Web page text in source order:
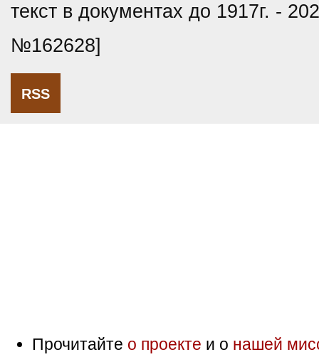
текст в документах до 1917г. -
№162628]
RSS
Прочитайте о проекте и о нашей